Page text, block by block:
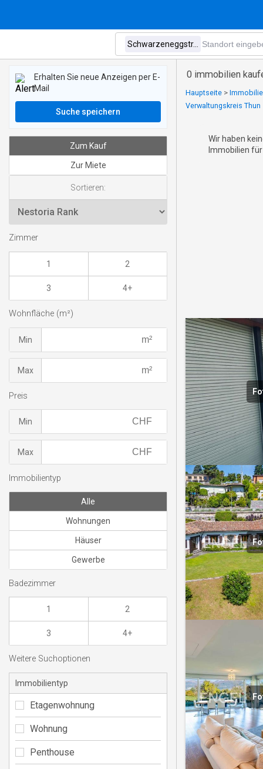
0 immobilien
Hauptseite >
Verwaltungskreis Thun
Wir haben
Immobilien
Erhalten Sie neue Anzeigen per E-
Mail
Suche speichern
Zum Kauf
Zur Miete
Sortieren:
Zimmer
1 2
3 4+
Wohnfläche (m²)
Min
Max
Preis
Min
Max
Immobilientyp
Alle
Wohnungen
Häuser
Gewerbe
Badezimmer
1 2
3 4+
Weitere Suchoptionen
Immobilientyp
Etagenwohnung
Wohnung
Penthouse